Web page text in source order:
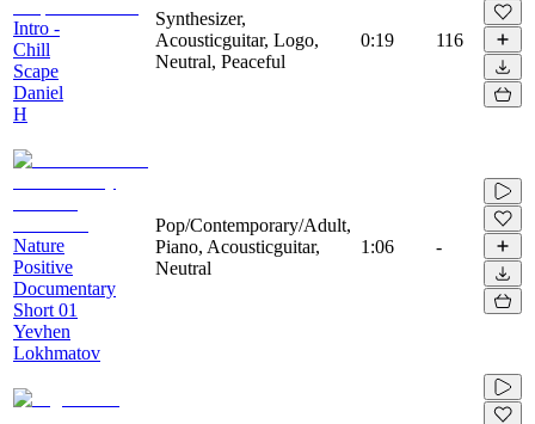
Intro -
Chill
Scape
Daniel
H
Synthesizer,
Acousticguitar, Logo,
Neutral, Peaceful
0:19 116
Nature
Positive
Documentary
Short 01
Yevhen
Lokhmatov
Pop/Contemporary/Adult,
Piano, Acousticguitar,
Neutral
1:06 -